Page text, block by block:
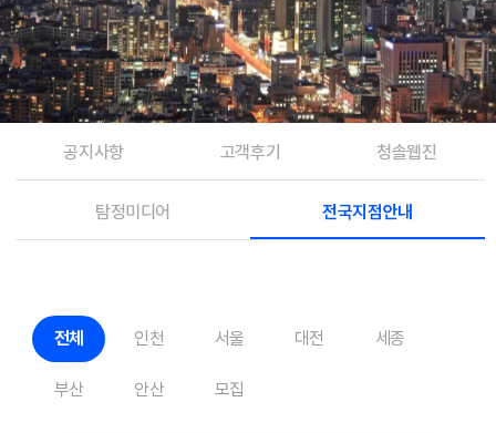
공지사항 고객후기 청솔웹진
탐정미디어 전국지점안내
전체 인천 서울 대전 세종
부산 안산 모집